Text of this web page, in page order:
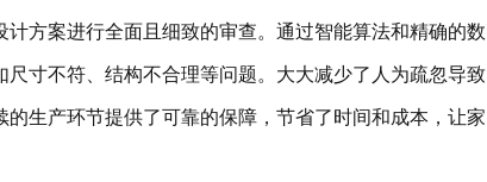
案进行全面且细致的审查。通过智能算法和精确的数
寸不符、结构不合理等问题。大大减少了人为疏忽导致
生产环节提供了可靠的保障，节省了时间和成本，让家